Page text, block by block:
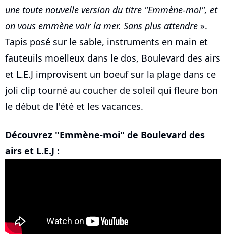
une toute nouvelle version du titre "Emmène-moi", et
on vous emmène voir la mer. Sans plus attendre ».
Tapis posé sur le sable, instruments en main et
fauteuils moelleux dans le dos, Boulevard des airs
et L.E.J improvisent un boeuf sur la plage dans ce
joli clip tourné au coucher de soleil qui fleure bon
le début de l'été et les vacances.
Découvrez "Emmène-moi" de Boulevard des
airs et L.E.J :